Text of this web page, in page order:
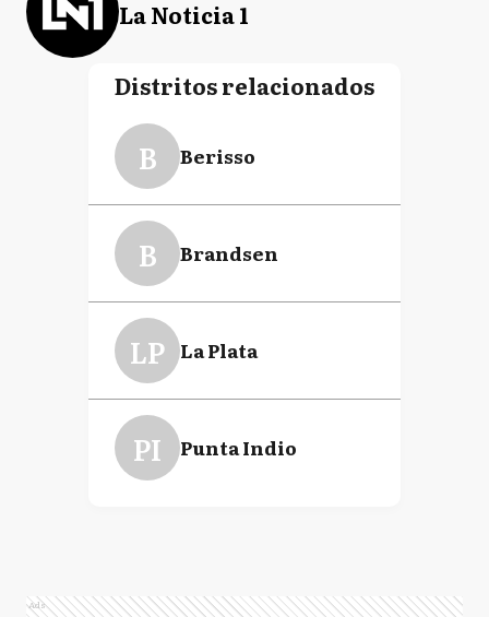
La Noticia 1
Distritos relacionados
B Berisso
B Brandsen
LP La Plata
PI Punta Indio
Ads